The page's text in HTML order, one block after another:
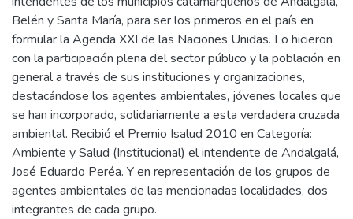
Belén y Santa María, para ser los primeros en el país en
formular la Agenda XXI de las Naciones Unidas. Lo hicieron
con la participación plena del sector público y la población en
general a través de sus instituciones y organizaciones,
destacándose los agentes ambientales, jóvenes locales que
se han incorporado, solidariamente a esta verdadera cruzada
ambiental. Recibió el Premio Isalud 2010 en Categoría:
Ambiente y Salud (Institucional) el intendente de Andalgalá,
José Eduardo Peréa. Y en representación de los grupos de
agentes ambientales de las mencionadas localidades, dos
integrantes de cada grupo.